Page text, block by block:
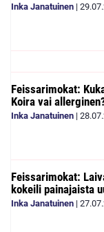
Inka Janatuinen |
Feissarimokat:
Koira vai
Inka Janatuinen |
Feissarimokat:
kokeili painajaista
Inka Janatuinen |